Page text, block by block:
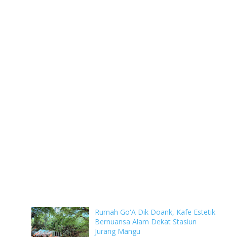
Rumah Go'A Dik Doank, Kafe Estetik
Bernuansa Alam Dekat Stasiun
Jurang Mangu